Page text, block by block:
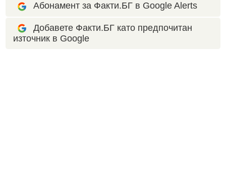
Абонамент за Факти.БГ в Google Alerts
Добавете Факти.БГ като предпочитан
източник в Google